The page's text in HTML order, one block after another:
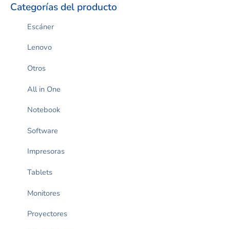
Categorías del producto
Escáner
Lenovo
Otros
All in One
Notebook
Software
Impresoras
Tablets
Monitores
Proyectores